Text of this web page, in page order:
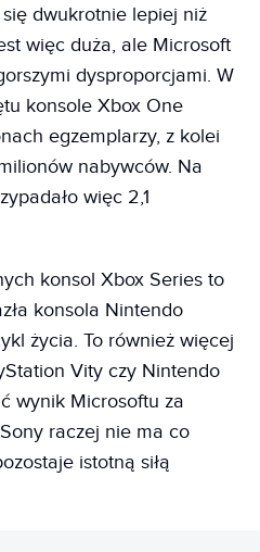
dwukrotnie lepiej niż
więc duża, ale Microsoft
dysproporcjami. W
konsole Xbox One
egzemplarzy, z kolei
nabywców. Na
więc 2,1
konsol Xbox Series to
konsola Nintendo
życia. To również więcej
Vity czy Nintendo
wynik Microsoftu za
raczej nie ma co
istotną siłą